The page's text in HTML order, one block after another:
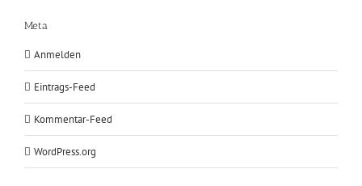
Meta
Anmelden
Eintrags-Feed
Kommentar-Feed
WordPress.org